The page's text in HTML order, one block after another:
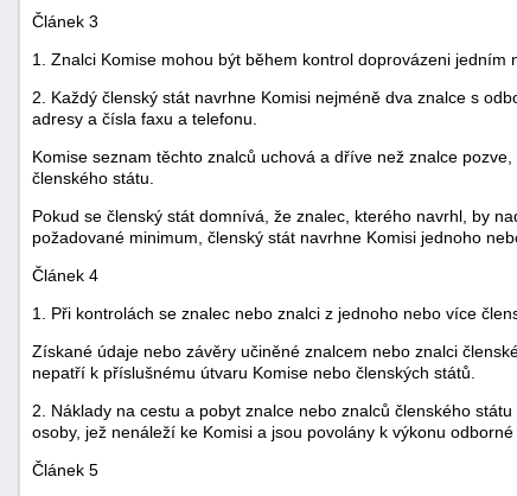
Článek 3
1. Znalci Komise mohou být během kontrol doprovázeni
2. Každý členský stát navrhne Komisi nejméně dva znalce s
adresy a čísla faxu a telefonu.
Komise seznam těchto znalců uchová a dříve než znalce
členského státu.
Pokud se členský stát domnívá, že znalec, kterého navrhl, by
požadované minimum, členský stát navrhne Komisi jednoho
Článek 4
1. Při kontrolách se znalec nebo znalci z jednoho nebo více
Získané údaje nebo závěry učiněné znalcem nebo znalci
nepatří k příslušnému útvaru Komise nebo členských států.
2. Náklady na cestu a pobyt znalce nebo znalců členského
osoby, jež nenáleží ke Komisi a jsou povolány k výkonu odborné
Článek 5